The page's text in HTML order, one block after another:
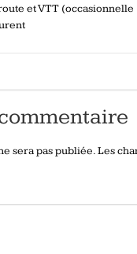
et VTT (occasionnelle
sera pas publiée.Les